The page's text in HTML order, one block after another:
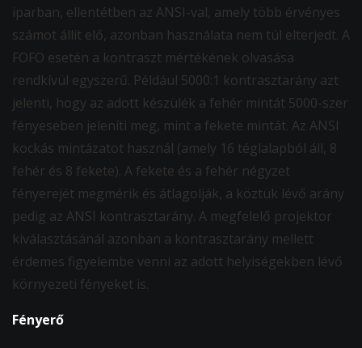
iparban, ellentétben az ANSI-val, amely több érvényes
számot állít elő, azonban használata nem túl elterjedt. A
FOFO esetén a kontraszt mértékének olvasása
rendkívül egyszerű. Például 5000:1 kontrasztarány azt
jelenti, hogy az adott készülék a fehér mintát 5000-szer
fényeseben jeleníti meg, mint a fekete mintát. Az ANSI
kockás mintázatot használ (amely 16 téglalapból áll, 8
fehér és 8 fekete). A fekete és a fehér négyzet
fényerejét megmérik és átlagolják, a köztük lévő arány
pedig az ANSI kontrasztarány. A megfelelő projektor
kiválasztásánál azonban a kontrasztarány mellett
érdemes figyelembe venni az adott helyiségekben lévő
környezeti fényeket is.
Fényerő